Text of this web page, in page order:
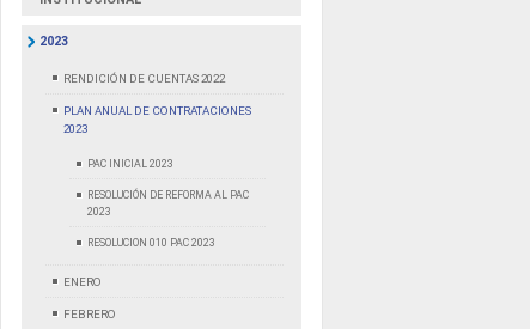
2023
RENDICIÓN DE CUENTAS 2022
PLAN ANUAL DE CONTRATACIONES
2023
PAC INICIAL 2023
RESOLUCIÓN DE REFORMA AL PAC
2023
RESOLUCION 010 PAC 2023
ENERO
FEBRERO